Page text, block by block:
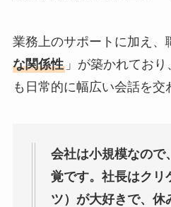
業務上のサポートに加え、
な関係性」が築かれており
も日常的に幅広い会話を交
会社は小規模なので
覚です。社長はクリ
ツ）が大好きで、休